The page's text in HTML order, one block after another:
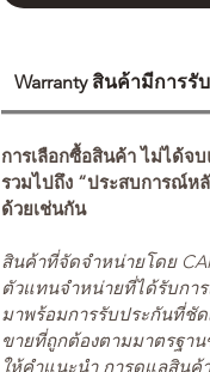
Warranty สินค้ามีการรั
การเลือกซื้อสินค้า ไม่ได้
รวมไปถึง “ประสบการณ์หลั
ด้วยเช่นกัน
สินค้าที่จัดจำหน่ายโดย
ตัวแทนจำหน่ายที่ได้รับการ
มาพร้อมการรับประกันที่ชัด
ขายที่ถูกต้องตามมาตรฐา
ให้คำแนะนำ การดูแลสิน